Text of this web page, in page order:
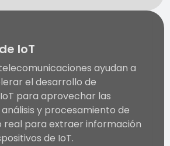
IoT
ayudan a
el desarrollo de
para aprovechar las
y procesamiento de
real para extraer información
de IoT.